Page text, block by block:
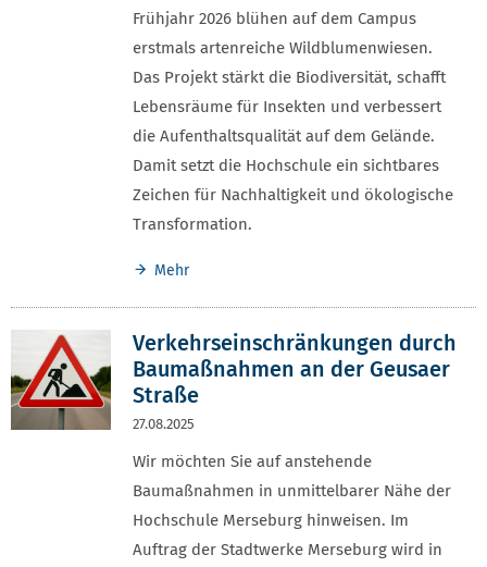
Frühjahr 2026 blühen auf dem Campus
erstmals artenreiche Wildblumenwiesen.
Das Projekt stärkt die Biodiversität, schafft
Lebensräume für Insekten und verbessert
die Aufenthaltsqualität auf dem Gelände.
Damit setzt die Hochschule ein sichtbares
Zeichen für Nachhaltigkeit und ökologische
Transformation.
Mehr
Verkehrseinschränkungen durch
Baumaßnahmen an der Geusaer
Straße
27.08.2025
Wir möchten Sie auf anstehende
Baumaßnahmen in unmittelbarer Nähe der
Hochschule Merseburg hinweisen. Im
Auftrag der Stadtwerke Merseburg wird in